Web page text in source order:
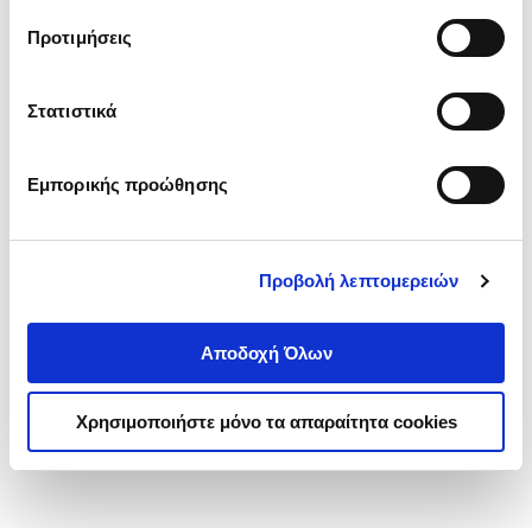
Προτιμήσεις
Στατιστικά
Εμπορικής προώθησης
Προβολή λεπτομερειών
Αποδοχή Όλων
Χρησιμοποιήστε μόνο τα απαραίτητα cookies